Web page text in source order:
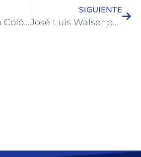
Enero 2026 en Colón: 360 mil pernoctes, más del 80% de ocupación y $34.500 millones de movimiento económico
SIGUIENTE
José Luis Walser participó del 60° aniversario del Parque Nacional El Palmar y destacó su impacto turístico y ambiental para la región